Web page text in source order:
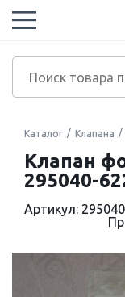
Каталог Клапана
Клапан
295040-
Артикул: